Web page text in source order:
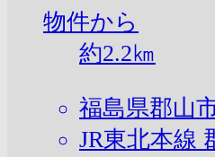
物件から
約2.2㎞
福島県郡山
JR東北本線